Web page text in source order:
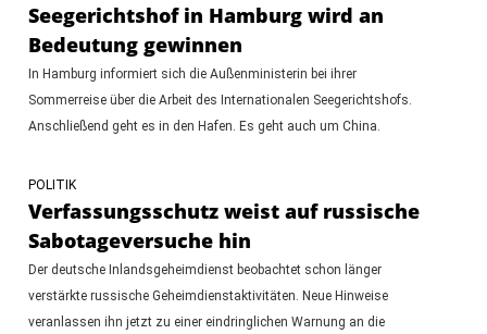
Seegerichtshof in Hamburg wird an
Bedeutung gewinnen
In Hamburg informiert sich die Außenministerin bei ihrer
Sommerreise über die Arbeit des Internationalen Seegerichtshofs.
Anschließend geht es in den Hafen. Es geht auch um China.
POLITIK
Verfassungsschutz weist auf russische
Sabotageversuche hin
Der deutsche Inlandsgeheimdienst beobachtet schon länger
verstärkte russische Geheimdienstaktivitäten. Neue Hinweise
veranlassen ihn jetzt zu einer eindringlichen Warnung an die